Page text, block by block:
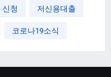
신청 저신용대출
코로나19소식